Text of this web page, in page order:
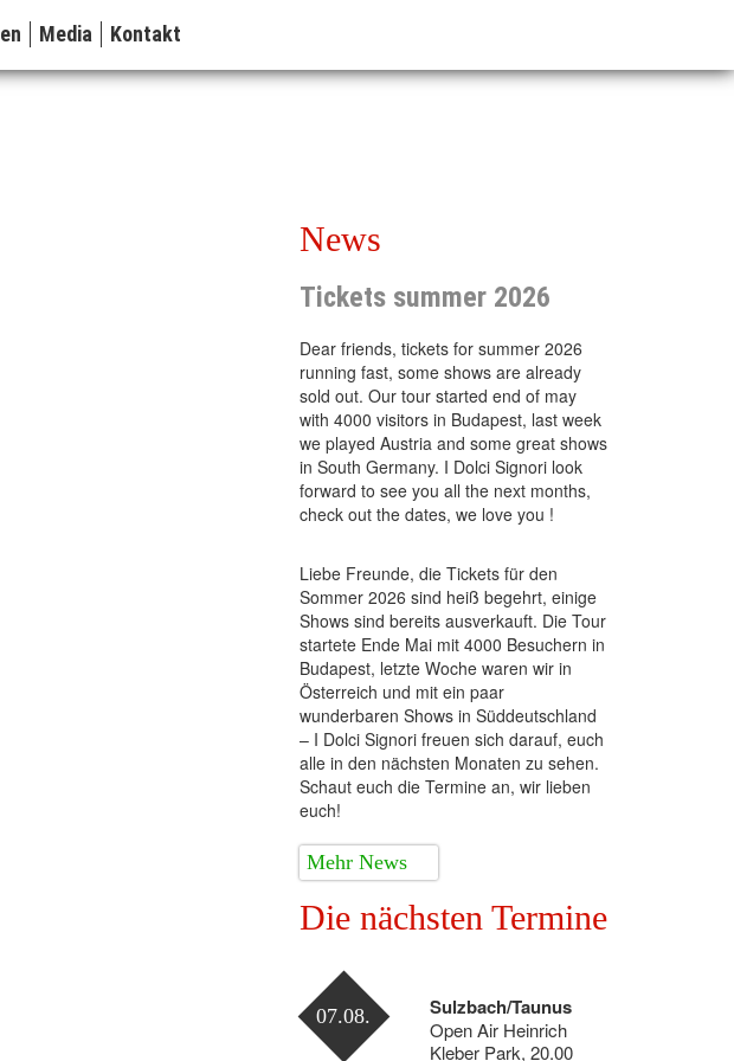
Media Kontakt
News
Tickets summer 2026
Dear friends, tickets for summer 2026
running fast, some shows are already
sold out. Our tour started end of may
with 4000 visitors in Budapest, last week
we played Austria and some great shows
in South Germany. I Dolci Signori look
forward to see you all the next months,
check out the dates, we love you !
Liebe Freunde, die Tickets für den
Sommer 2026 sind heiß begehrt, einige
Shows sind bereits ausverkauft. Die Tour
startete Ende Mai mit 4000 Besuchern in
Budapest, letzte Woche waren wir in
Österreich und mit ein paar
wunderbaren Shows in Süddeutschland
– I Dolci Signori freuen sich darauf, euch
alle in den nächsten Monaten zu sehen.
Schaut euch die Termine an, wir lieben
euch!
Mehr News
Die nächsten Termine
Sulzbach/Taunus
Open Air Heinrich
Kleber Park, 20.00
07.08.